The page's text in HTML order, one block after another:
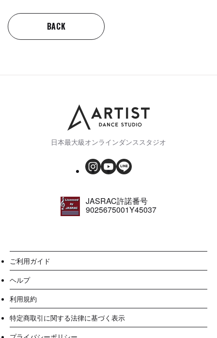
BACK
日本最大級オンラインダンススタジオ
JASRAC許諾番号
9025675001Y45037
ご利用ガイド
ヘルプ
利用規約
特定商取引に関する法律に基づく表示